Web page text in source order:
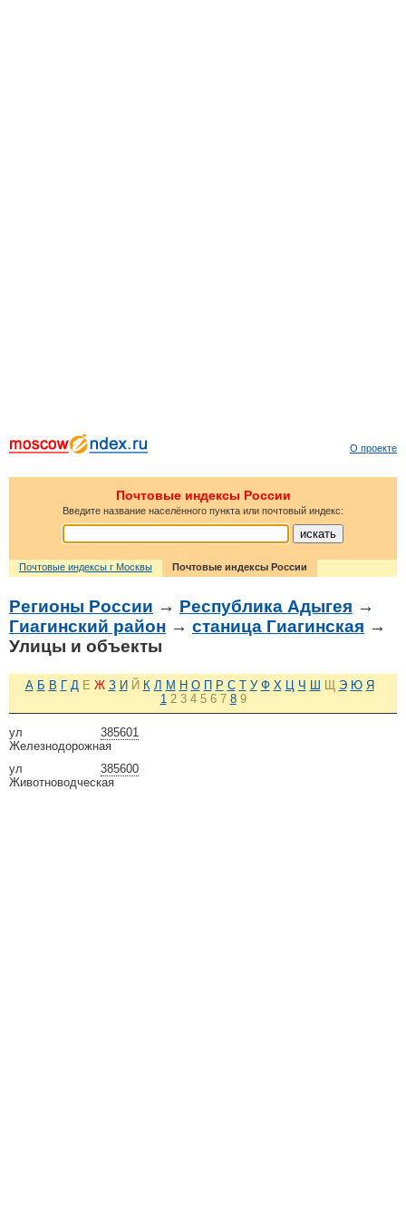
О проекте
Почтовые индексы России
Введите название населённого пункта или почтовый индекс:
Почтовые индексы г Москвы Почтовые индексы России
Регионы России → Республика Адыгея →
Гиагинский район → станица Гиагинская →
Улицы и объекты
А Б В Г Д Е Ж З И Й К Л М Н О П Р С Т У Ф Х Ц Ч Ш Щ Э Ю Я
1 2 3 4 5 6 7 8 9
385601
ул
Железнодорожная
385600
ул
Животноводческая